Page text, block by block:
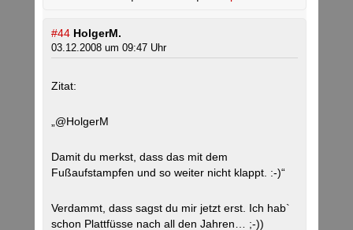
#44 HolgerM.
03.12.2008 um 09:47 Uhr
Zitat:
„@HolgerM
Damit du merkst, dass das mit dem
Fußaufstampfen und so weiter nicht klappt. :-)“
Verdammt, dass sagst du mir jetzt erst. Ich hab`
schon Plattfüsse nach all den Jahren… ;-))